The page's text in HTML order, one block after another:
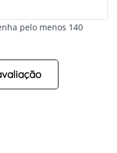
pelo menos 140